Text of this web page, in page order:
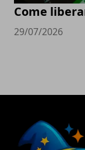
Come
29/07/2026